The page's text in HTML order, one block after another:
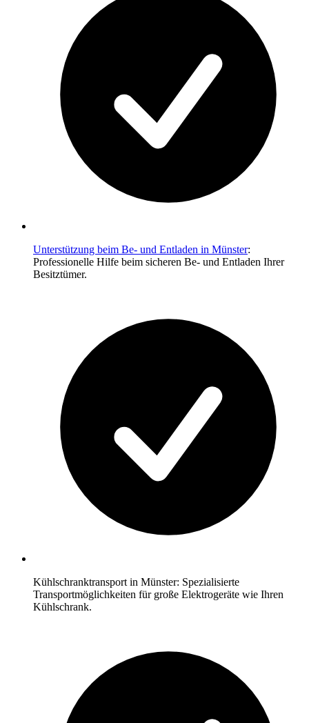
Unterstützung beim Be- und Entladen in Münster:
Professionelle Hilfe beim sicheren Be- und Entladen Ihrer
Besitztümer.
Kühlschranktransport in Münster: Spezialisierte
Transportmöglichkeiten für große Elektrogeräte wie Ihren
Kühlschrank.